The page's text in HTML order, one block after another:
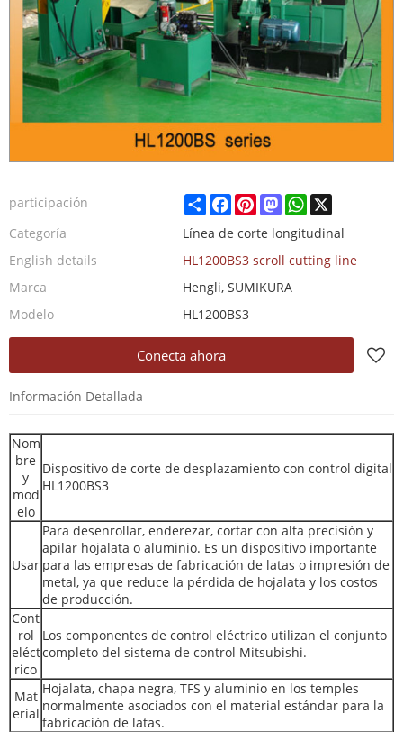
participación ShareFacebook
PinterestMastodonWhatsApp
X
Categoría
Línea de corte longitudinal
English details
HL1200BS3 scroll cutting line
Marca
Hengli, SUMIKURA
Modelo
HL1200BS3
Conecta ahora
Información Detallada
Nom
bre
y
mod
elo
Dispositivo de corte de desplazamiento con control digital
HL1200BS3
Usar
Para desenrollar, enderezar, cortar con alta precisión y
apilar hojalata o aluminio. Es un dispositivo importante
para las empresas de fabricación de latas o impresión de
metal, ya que reduce la pérdida de hojalata y los costos
de producción.
Cont
rol
eléct
rico
Los componentes de control eléctrico utilizan el conjunto
completo del sistema de control Mitsubishi.
Mat
erial
Hojalata, chapa negra, TFS y aluminio en los temples
normalmente asociados con el material estándar para la
fabricación de latas.